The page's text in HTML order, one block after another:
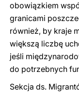
obowiązkiem
granicami
również, by kraje
większą liczbę
jeśli
do potrzebnych
Sekcja ds.